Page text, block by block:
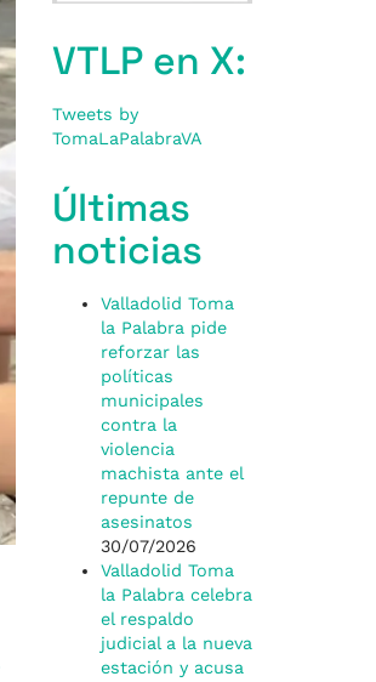
VTLP en X:
Tweets by
TomaLaPalabraVA
Últimas
noticias
Valladolid Toma
la Palabra pide
reforzar las
políticas
municipales
contra la
violencia
machista ante el
repunte de
asesinatos
30/07/2026
Valladolid Toma
la Palabra celebra
el respaldo
judicial a la nueva
estación y acusa